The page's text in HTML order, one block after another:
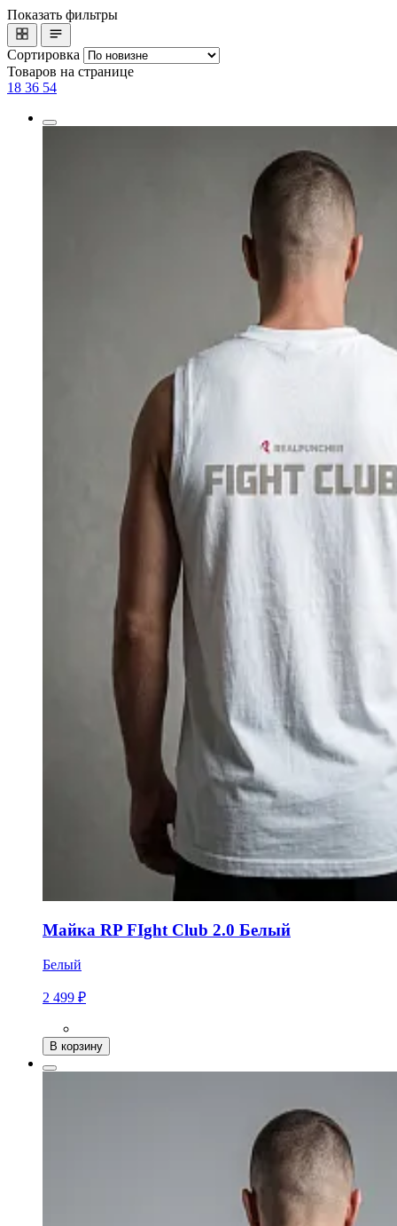
Показать фильтры
Сортировка
Товаров на странице
18 36 54
Майка RP FIght Club 2.0 Белый
Белый
2 499 ₽
В корзину